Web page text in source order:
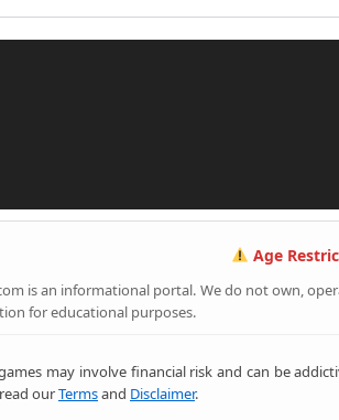
Age
is an informational portal. We do not own,
for educational purposes.
may involve financial risk and can be
ourTermsand Disclaimer.